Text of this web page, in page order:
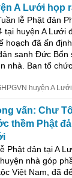
A Lưới họp
lễ Phật đản
tại huyện A Lưới
hoạch đã ấn
sanh Đức Bổn
nhà. Ban tổ
huyện A
vấn: Chư
thềm Phật
Phật đản tại A
nhà góp
Việt Nam, đã